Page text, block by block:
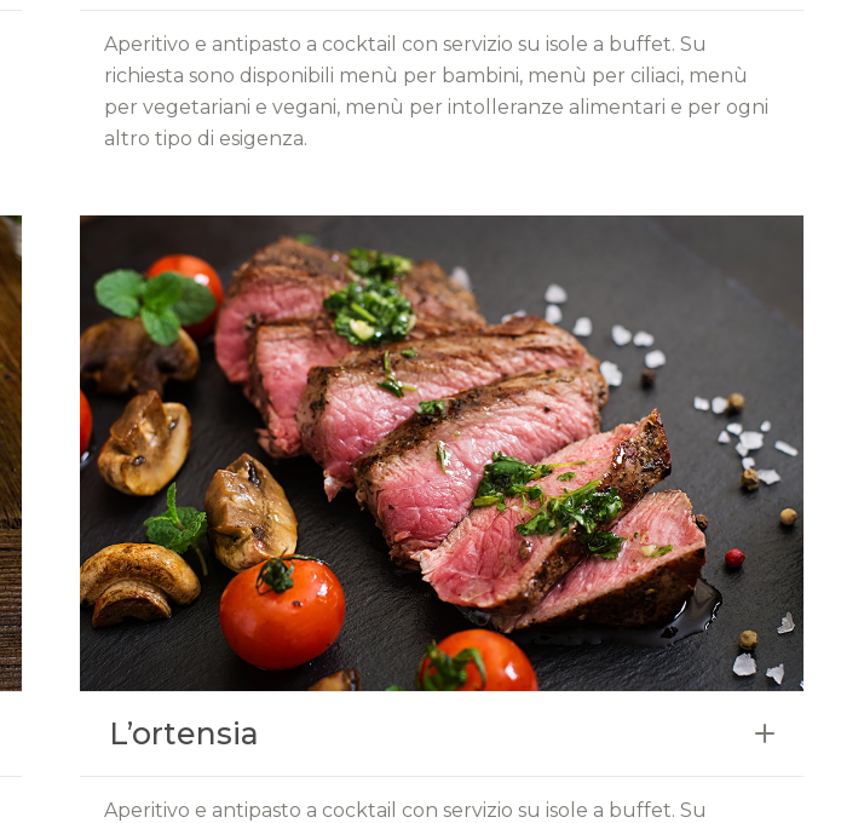
Aperitivo e antipasto a cocktail con servizio su isole a buffet. Su
richiesta sono disponibili menù per bambini, menù per ciliaci, menù
per vegetariani e vegani, menù per intolleranze alimentari e per ogni
altro tipo di esigenza.
L’ortensia
Aperitivo e antipasto a cocktail con servizio su isole a buffet. Su